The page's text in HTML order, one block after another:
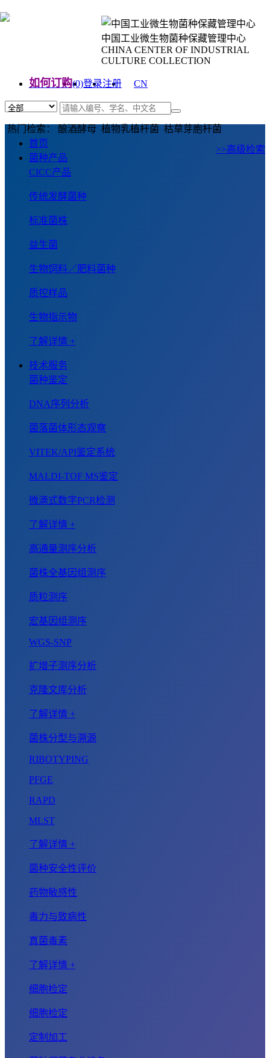
中国工业微生物菌种保藏管理中心
CHINA CENTER OF INDUSTRIAL
CULTURE COLLECTION
如何订购(0)登录注册
CN
热门检索： 酿酒酵母 植物乳植杆菌 枯草芽胞杆菌
>>高级检索
首页
菌种产品
CICC产品
传统发酵菌种
标准菌株
益生菌
生物饲料／肥料菌种
质控样品
生物指示物
了解详情 +
技术服务
菌种鉴定
DNA序列分析
菌落菌体形态观察
VITEK/API鉴定系统
MALDI-TOF MS鉴定
微滴式数字PCR检测
了解详情 +
高通量测序分析
菌株全基因组测序
质粒测序
宏基因组测序
WGS-SNP
扩增子测序分析
克隆文库分析
了解详情 +
菌株分型与溯源
RIBOTYPING
PFGE
RAPD
MLST
了解详情 +
菌种安全性评价
药物敏感性
毒力与致病性
真菌毒素
了解详情 +
细胞检定
细胞检定
定制加工